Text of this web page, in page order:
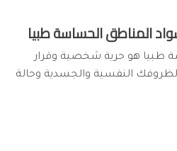
المناطق الحساسة طبيا
طبيا هو حرية شخصية وقرار
لظروفك النفسية والجسدية وحالة